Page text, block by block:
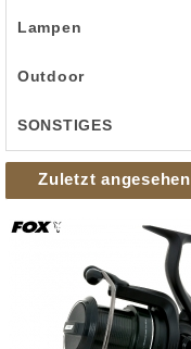
Lampen
Outdoor
SONSTIGES
Zuletzt angesehen